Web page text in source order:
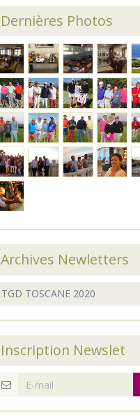
Dernières Photos
Archives Newletters
Inscription Newslet